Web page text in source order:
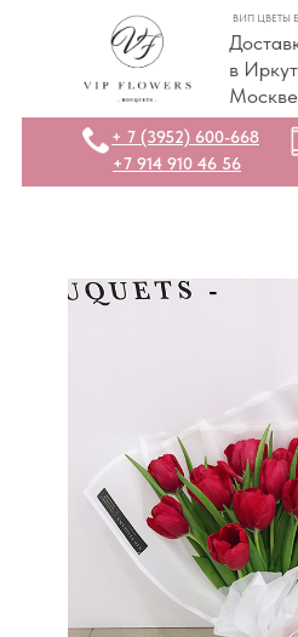
в
Москве
ВИП ЦВЕТЫ
+7 914 910 46 56
+ 7 (3952) 600-668